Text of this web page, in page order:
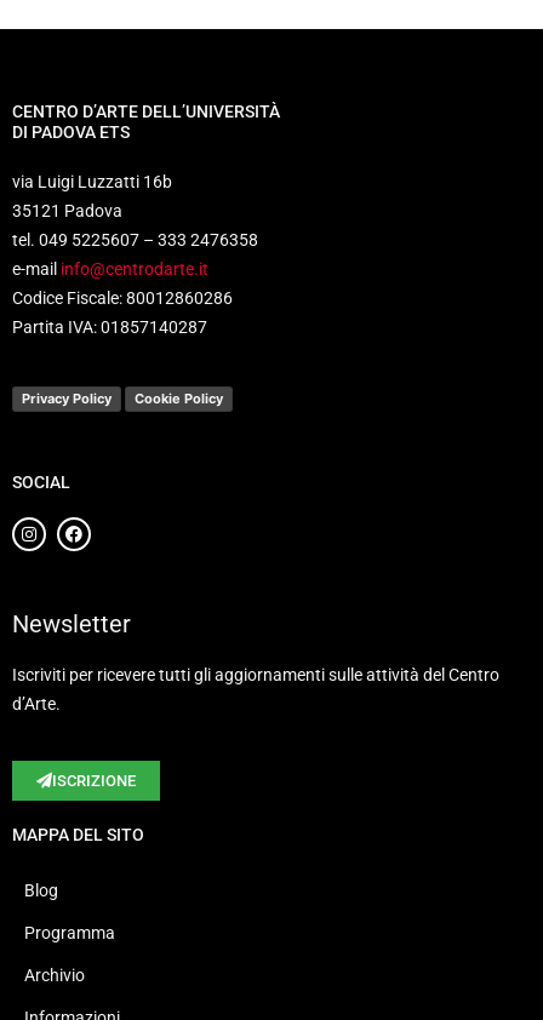
CENTRO D’ARTE DELL’UNIVERSITÀ
DI PADOVA ETS
via Luigi Luzzatti 16b
35121 Padova
tel. 049 5225607 – 333 2476358
e-mail info@centrodarte.it
Codice Fiscale: 80012860286
Partita IVA: 01857140287
Privacy Policy Cookie Policy
SOCIAL
Newsletter
Iscriviti per ricevere tutti gli aggiornamenti sulle attività del Centro
d’Arte.
ISCRIZIONE
MAPPA DEL SITO
Blog
Programma
Archivio